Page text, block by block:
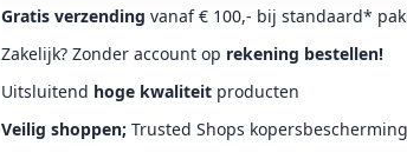
Gratis verzending vanaf € 100,- bij standaard*
Zakelijk? Zonder account op rekening bestellen!
Uitsluitend hoge kwaliteit producten
Veilig shoppen; Trusted Shops kopersbescherming